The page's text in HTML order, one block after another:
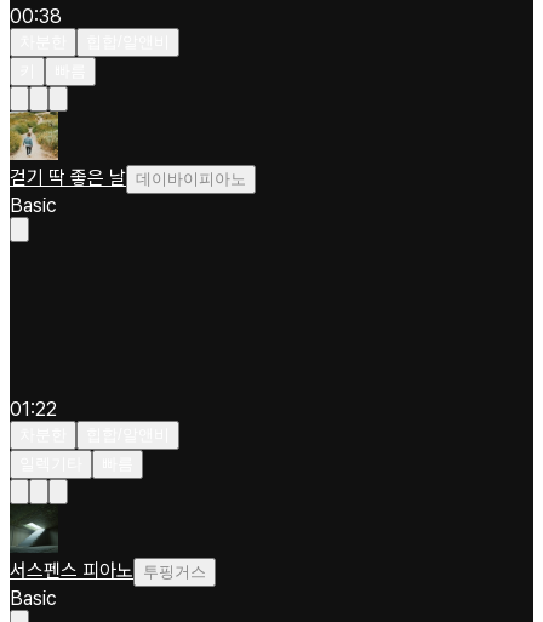
00:38
걷기 딱 좋은 날 데이바이피아노
Basic
01:22
서스펜스 피아노 투핑거스
Basic